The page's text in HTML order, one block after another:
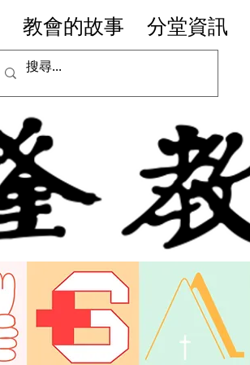
教會的故事 分堂資訊